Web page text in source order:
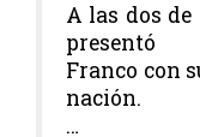
A las dos
presentó
Franco con
nación.
…